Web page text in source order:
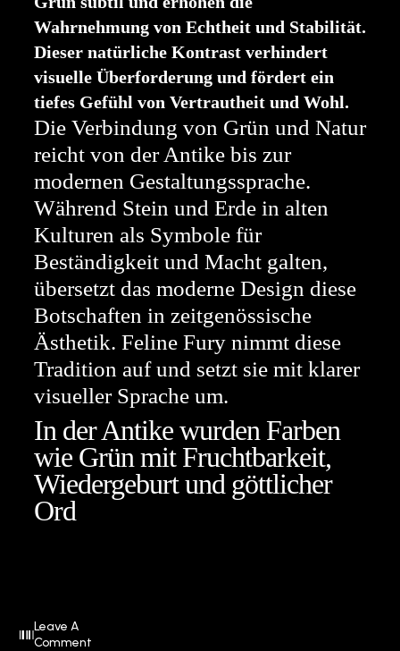
Wahrnehmung von Echtheit und Stabilität.
Dieser natürliche Kontrast verhindert
visuelle Überforderung und fördert ein
tiefes Gefühl von Vertrautheit und Wohl.
Die Verbindung von Grün und Natur
reicht von der Antike bis zur
modernen Gestaltungssprache.
Während Stein und Erde in alten
Kulturen als Symbole für
Beständigkeit und Macht galten,
übersetzt das moderne Design diese
Botschaften in zeitgenössische
Ästhetik. Feline Fury nimmt diese
Tradition auf und setzt sie mit klarer
visueller Sprache um.
In der Antike wurden Farben
wie Grün mit Fruchtbarkeit,
Wiedergeburt und göttlicher
Ord
Leave A
Comment